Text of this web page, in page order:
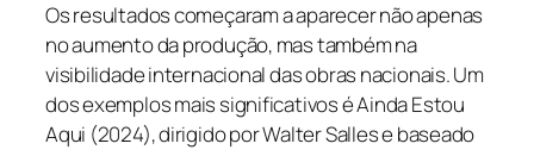
Os resultados começaram a aparecer não apenas
no aumento da produção, mas também na
visibilidade internacional das obras nacionais. Um
dos exemplos mais significativos éAinda Estou
Aqui (2024), dirigido por Walter Salles e baseado